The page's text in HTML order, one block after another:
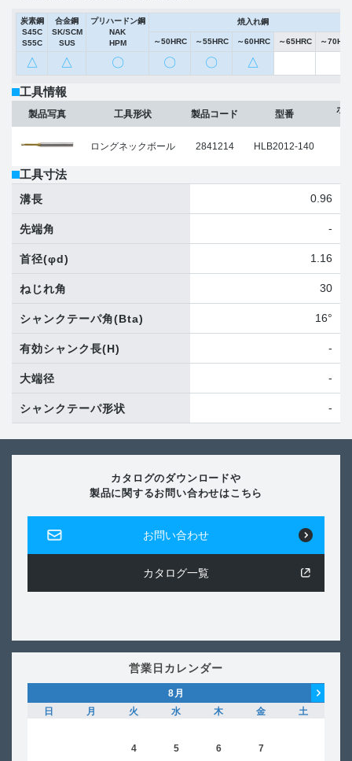
炭素鋼
S45C
S55C
合金鋼
SK/SCM
SUS
プリハードン鋼
NAK
HPM
焼入れ鋼
～50HRC ～55HRC ～60HRC ～65HRC ～
△ △ 〇 〇 〇 △
工具情報
製品写真 工具形状
ロングネックボール
製品コード
2841214
型番
HLB2012-140
ボ
工具寸法
溝長 0.96
先端角 -
首径(φd) 1.16
ねじれ角 30
シャンクテーパ角(Bta) 16°
有効シャンク長(H) -
大端径 -
シャンクテーパ形状 -
カタログのダウンロードや
製品に関するお問い合わせはこちら
お問い合わせ
カタログ一覧
営業日カレンダー
8 月
日
月 火 水 木 金
土
4 5 6 7